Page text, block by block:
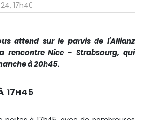
17h40
attend sur le parvis de l'Allianz
rencontre Nice - Strabsourg, qui
à 20h45.
17H45